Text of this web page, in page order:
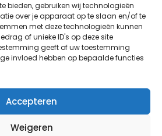
bieden, gebruiken wij technologieën
over je apparaat op te slaan en/of te
met deze technologieën kunnen
of unieke ID's op deze site
geeft of uw toestemming
invloed hebben op bepaalde functies
Accepteren
Weigeren